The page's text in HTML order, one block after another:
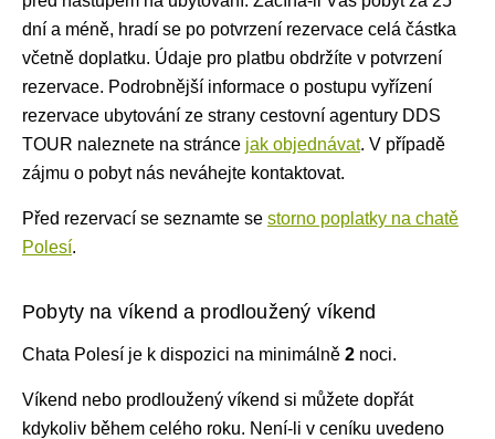
dní a méně, hradí se po potvrzení rezervace celá částka
včetně doplatku. Údaje pro platbu obdržíte v potvrzení
rezervace. Podrobnější informace o postupu vyřízení
rezervace ubytování ze strany cestovní agentury DDS
TOUR naleznete na stránce jak objednávat. V případě
zájmu o pobyt nás neváhejte kontaktovat.
Před rezervací se seznamte se storno poplatky na chatě
Polesí.
Pobyty na víkend a prodloužený víkend
Chata Polesí je k dispozici na minimálně 2 noci.
Víkend nebo prodloužený víkend si můžete dopřát
kdykoliv během celého roku. Není-li v ceníku uvedeno